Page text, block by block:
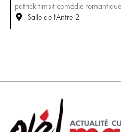
patrick timsit comédie
Salle de l'Antre 2